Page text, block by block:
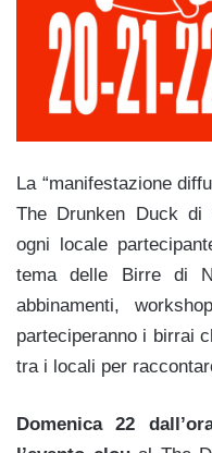
La “manifestazione
The Drunken Duck di
ogni locale
tema delle Birre di
abbinamenti,
parteciperanno i birrai
tra i locali per
Domenica 22